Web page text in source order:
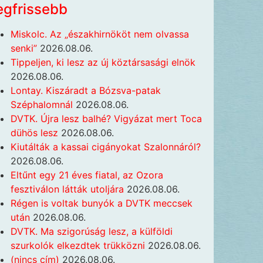
Miskolc. Az „északhirnököt nem olvassa
senki” 2026.08.06.
Tippeljen, ki lesz az új köztársasági elnök
2026.08.06.
Lontay. Kiszáradt a Bózsva-patak
Széphalomnál 2026.08.06.
DVTK. Újra lesz balhé? Vigyázat mert Toca
dühös lesz 2026.08.06.
Kiutálták a kassai cigányokat Szalonnáról?
2026.08.06.
Eltűnt egy 21 éves fiatal, az Ozora
fesztiválon látták utoljára 2026.08.06.
Régen is voltak bunyók a DVTK meccsek
után 2026.08.06.
DVTK. Ma szigorúság lesz, a külföldi
szurkolók elkezdtek trükközni 2026.08.06.
(nincs cím) 2026.08.06.